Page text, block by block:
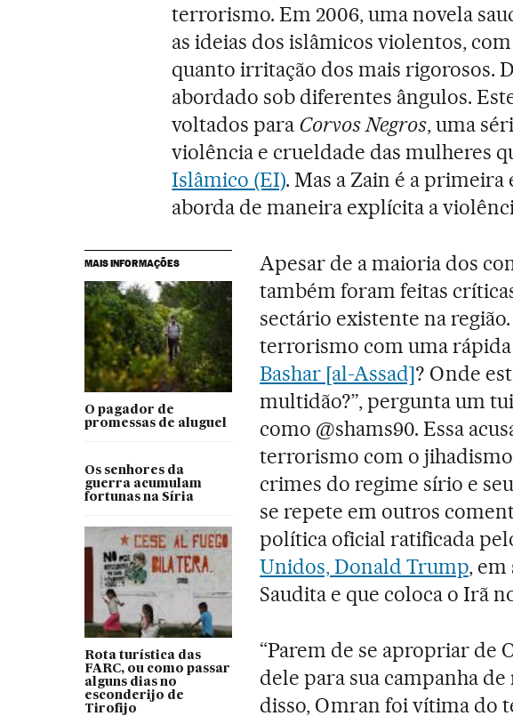
terrorismo. Em 2006, uma novela
as ideias dos islâmicos violentos,
quanto irritação dos mais rigorosos.
abordado sob diferentes ângulos.
voltados para Corvos Negros, uma
violência e crueldade das mulheres
Islâmico (EI). Mas a Zain é a
aborda de maneira explícita a
MAIS INFORMAÇÕES
O pagador de
promessas de aluguel
Os senhores da
guerra acumulam
fortunas na Síria
Rota turística das
FARC, ou como passar
alguns dias no
esconderijo de
Tirofijo
Apesar de a maioria dos
também foram feitas
sectário existente na
terrorismo com uma rápida
Bashar [al-Assad]? Onde
multidão?”, pergunta um
como @shams90. Essa
terrorismo com o
crimes do regime sírio e
se repete em outros
política oficial ratificada
Unidos, Donald Trump, em
Saudita e que coloca o Irã
“Parem de se apropriar de
dele para sua campanha
disso, Omran foi vítima do